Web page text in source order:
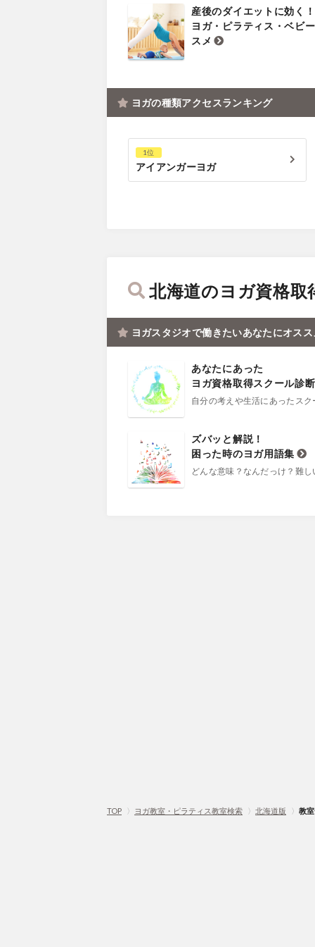
産後のダイエットに効く！
ヨガ・ピラティス・ベビ
スメ
ヨガの種類アクセスランキング
1位
アイアンガーヨガ
北海道のヨガ資格取
ヨガスタジオで働きたいあなたにオス
あなたにあった
ヨガ資格取得スクール診断
自分の考えや生活にあったス
ズバッと解説！
困った時のヨガ用語集
どんな意味？なんだっけ？難
TOP 〉 ヨガ教室・ピラティス教室検索 〉 北海道版 〉 教